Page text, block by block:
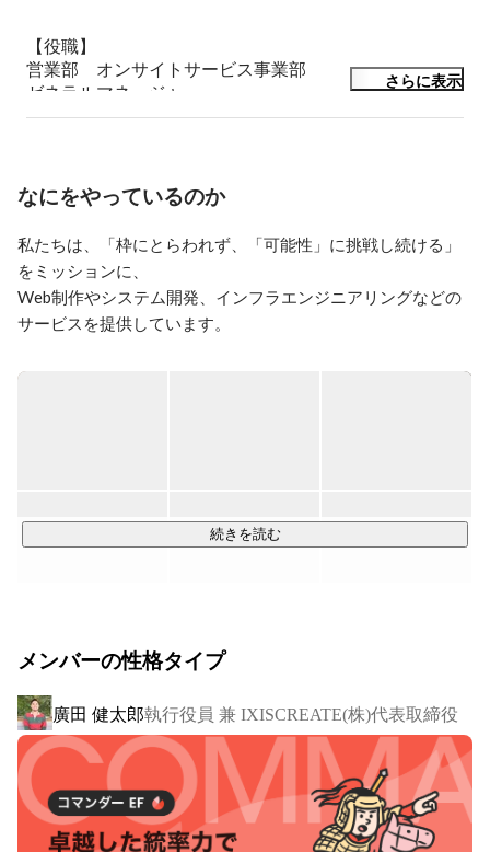
【役職】
営業部　オンサイトサービス事業部
ゼネラルマネージャー
【経歴】
後、会計事務所での税務/ 経営コンサルティングを経験
し、2013年12月より弊社へ入社。2014年5月より、 オン
マネージャー職）。
【実績】
オンサイトサービス事業部の営業兼マネージャーとし
て、チームメンバーを率 い、入社以来3期連続売上
さらに表示
なにをやっているのか
私たちは、「枠にとらわれず、「可能性」に挑戦し続ける」
をミッションに、
Web制作やシステム開発、インフラエンジニアリングなどの
サービスを提供しています。
現在160名以上の社員のうち8割以上がエンジニアやデザイナ
続きを読む
メンバーの性格タイプ
廣田 健太郎執行役員 兼 IXISCREATE(株)代表取締役